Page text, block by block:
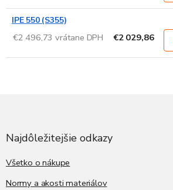
IPE 550 (S355)
€2 496,73 vrátane DPH €2 029,86
Najdôležitejšie odkazy
Všetko o nákupe
Normy a akosti materiálov